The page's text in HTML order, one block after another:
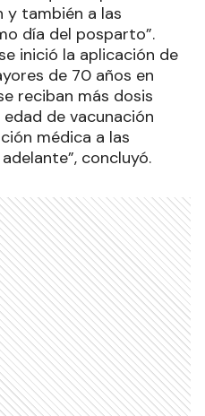
y también a las
día del posparto”.
inició la aplicación de
de 70 años en
reciban más dosis
de vacunación
médica a las
concluyó.